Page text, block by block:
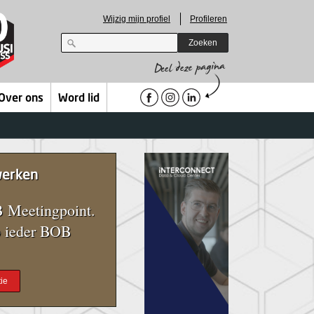
Wijzig mijn profiel Profileren
Zoeken
ons Word lid
Meetingpoint.
BOB